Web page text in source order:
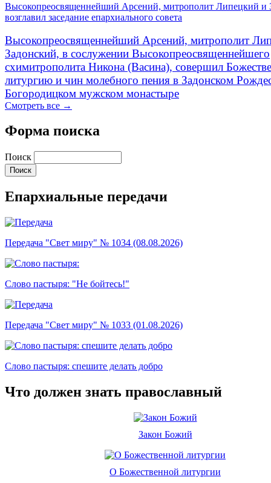
Высокопреосвященнейший Арсений, митрополит Липецкий и
возглавил заседание епархиального совета
Высокопреосвященнейший Арсений, митрополит
Задонский, в сослужении Высокопреосвященнейшего
схимитрополита Никона (Васина), совершил
литургию и чин молебного пения в Задонском
Богородицком мужском монастыре
Смотреть все →
Форма поиска
Поиск
Епархиальные передачи
Передача "Свет миру" № 1034 (08.08.2026)
Слово пастыря: "Не бойтесь!"
Передача "Свет миру" № 1033 (01.08.2026)
Слово пастыря: спешите делать добро
Что должен знать православный
Закон Божий
О Божественной литургии